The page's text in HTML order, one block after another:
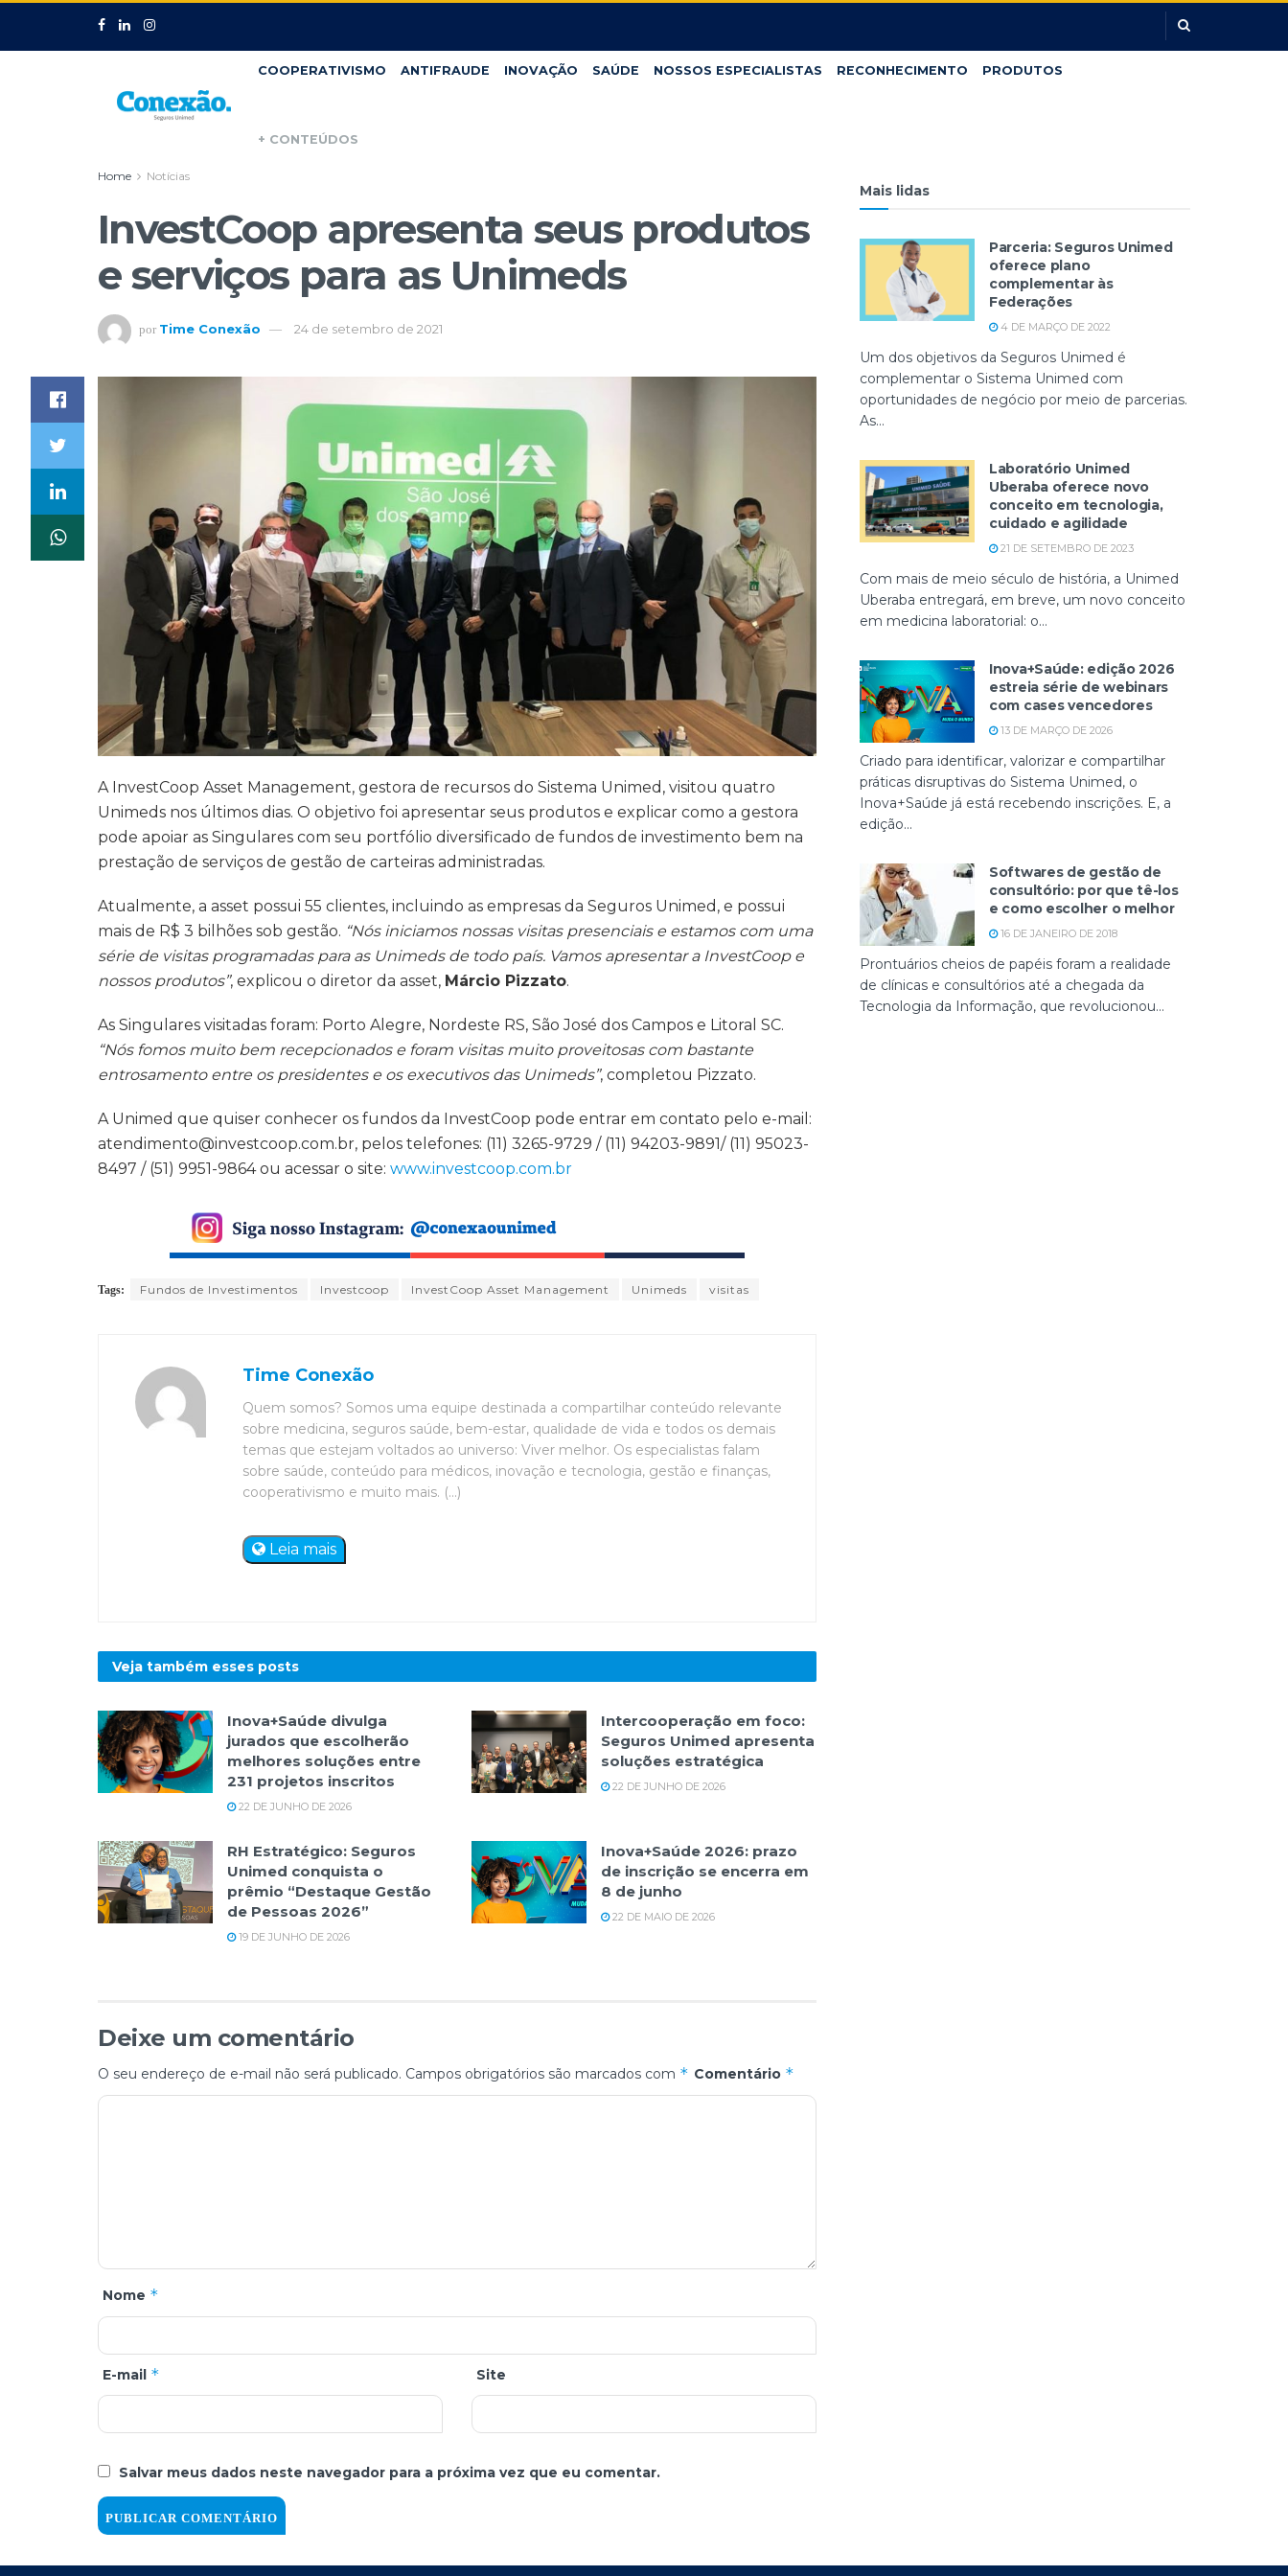
COOPERATIVISMO ANTIFRAUDE INOVAÇÃO SAÚDE NOSSOS ESPECIALISTAS RECONHECIMENTO PRODUTOS
+ CONTEÚDOS
Home Notícias
InvestCoop apresenta seus produtos
e serviços para as Unimeds
por Time Conexão 24 de setembro de 2021
A InvestCoop Asset Management, gestora de recursos do Sistema Unimed, visitou quatro
Unimeds nos últimos dias. O objetivo foi apresentar seus produtos e explicar como a gestora
pode apoiar as Singulares com seu portfólio diversificado de fundos de investimento bem na
prestação de serviços de gestão de carteiras administradas.
Atualmente, a asset possui 55 clientes, incluindo as empresas da Seguros Unimed, e possui
mais de R$ 3 bilhões sob gestão. “Nós iniciamos nossas visitas presenciais e estamos com uma
série de visitas programadas para as Unimeds de todo país. Vamos apresentar a InvestCoop e
nossos produtos”, explicou o diretor da asset, Márcio Pizzato.
As Singulares visitadas foram: Porto Alegre, Nordeste RS, São José dos Campos e Litoral SC.
“Nós fomos muito bem recepcionados e foram visitas muito proveitosas com bastante
entrosamento entre os presidentes e os executivos das Unimeds”, completou Pizzato.
A Unimed que quiser conhecer os fundos da InvestCoop pode entrar em contato pelo e-mail:
atendimento@investcoop.com.br, pelos telefones: (11) 3265-9729 / (11) 94203-9891/ (11) 95023-
8497 / (51) 9951-9864ou acessar o site: www.investcoop.com.br
Tags: Fundos de Investimentos Investcoop InvestCoop Asset Management Unimeds visitas
Time Conexão
Quem somos? Somos uma equipe destinada a compartilhar conteúdo relevante
sobre medicina, seguros saúde, bem-estar, qualidade de vida e todos os demais
temas que estejam voltados ao universo: Viver melhor. Os especialistas falam
sobre saúde, conteúdo para médicos, inovação e tecnologia, gestão e finanças,
cooperativismo e muito mais. (...)
Leia mais
Veja também esses posts
Inova+Saúde divulga
jurados que escolherão
melhores soluções entre
231 projetos inscritos
22 DE JUNHO DE 2026
Intercooperação em foco:
Seguros Unimed apresenta
soluções estratégica
22 DE JUNHO DE 2026
RH Estratégico: Seguros
Unimed conquista o
prêmio “Destaque Gestão
de Pessoas 2026”
19 DE JUNHO DE 2026
Inova+Saúde 2026: prazo
de inscrição se encerra em
8 de junho
22 DE MAIO DE 2026
Deixe um comentário
O seu endereço de e-mail não será publicado. Campos obrigatórios são marcados com * Comentário *
Nome *
E-mail * Site
Salvar meus dados neste navegador para a próxima vez que eu comentar.
Mais lidas
Parceria: Seguros Unimed
oferece plano
complementar às
Federações
4 DE MARÇO DE 2022
Um dos objetivos da Seguros Unimed é
complementar o Sistema Unimed com
oportunidades de negócio por meio de parcerias.
As...
Laboratório Unimed
Uberaba oferece novo
conceito em tecnologia,
cuidado e agilidade
21 DE SETEMBRO DE 2023
Com mais de meio século de história, a Unimed
Uberaba entregará, em breve, um novo conceito
em medicina laboratorial: o...
Inova+Saúde: edição 2026
estreia série de webinars
com cases vencedores
13 DE MARÇO DE 2026
Criado para identificar, valorizar e compartilhar
práticas disruptivas do Sistema Unimed, o
Inova+Saúde já está recebendo inscrições. E, a
edição...
Softwares de gestão de
consultório: por que tê-los
e como escolher o melhor
16 DE JANEIRO DE 2018
Prontuários cheios de papéis foram a realidade
de clínicas e consultórios até a chegada da
Tecnologia da Informação, que revolucionou...